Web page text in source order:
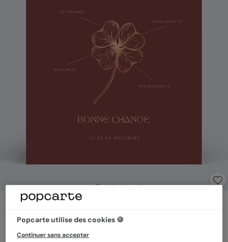
Carte amitié
Popcarte utilise des cookies 🍪
Continuer sans accepter